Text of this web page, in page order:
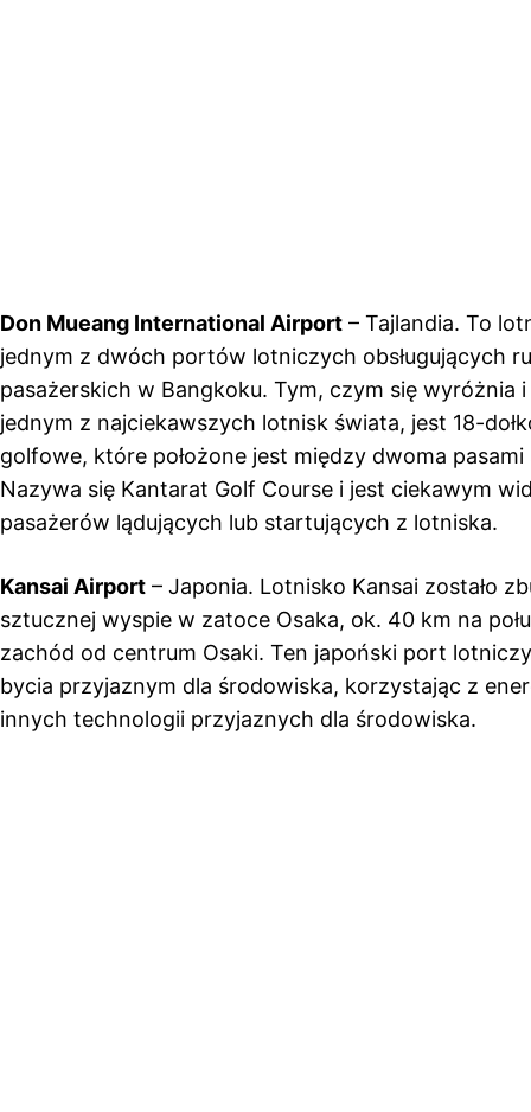
Don Mueang International Airport – Tajlandia. To
jednym z dwóch portów lotniczych obsługujących
pasażerskich w Bangkoku. Tym, czym się wyróżnia
jednym z najciekawszych lotnisk świata, jest 18-
golfowe, które położone jest między dwoma
Nazywa się Kantarat Golf Course i jest ciekawym
pasażerów lądujących lub startujących z lotniska.
Kansai Airport – Japonia. Lotnisko Kansai zostało
sztucznej wyspie w zatoce Osaka, ok. 40 km na
zachód od centrum Osaki. Ten japoński port
bycia przyjaznym dla środowiska, korzystając z
innych technologii przyjaznych dla środowiska.